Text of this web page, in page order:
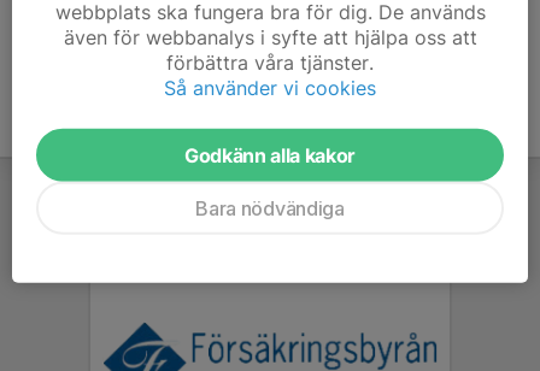
Hela kalendern
webbplats ska fungera bra för dig. De används
även för webbanalys i syfte att hjälpa oss att
förbättra våra tjänster.
Så använder vi cookies
Godkänn alla kakor
Bara nödvändiga